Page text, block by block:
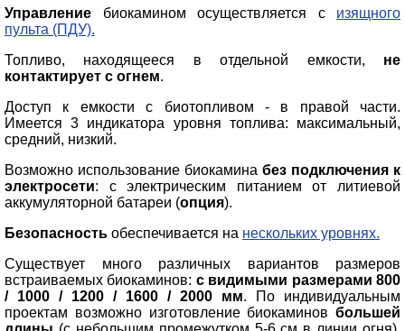
Управление биокамином осуществляется с изящного
пульта (ПДУ).
Топливо, находящееся в отдельной емкости, не
контактирует с огнем.
Доступ к емкости с биотопливом - в правой части.
Имеется 3 индикатора уровня топлива: максимальный,
средний, низкий.
Возможно использование биокамина без подключения к
электросети: с электрическим питанием от литиевой
аккумуляторной батареи (опция).
Безопасность обеспечивается на нескольких уровнях.
Существует много различных вариантов размеров
встраиваемых биокаминов: c видимыми размерами 800
/ 1000 / 1200 / 1600 / 2000 мм. По индивидуальным
проектам возможно изготовление биокаминов большей